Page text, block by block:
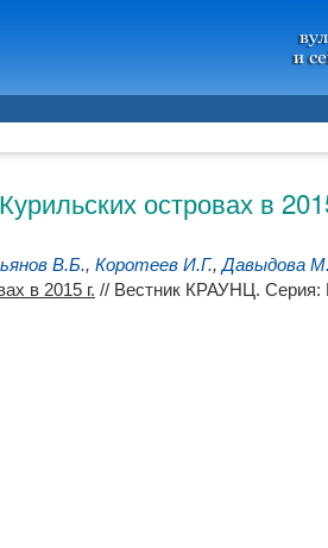
островах в
В.Б., Коротеев И.Г.,Давыдова
в 2015 г. // Вестник КРАУНЦ. Серия: